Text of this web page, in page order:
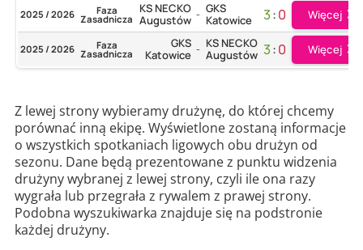
2025 / 2026 Faza
Zasadnicza
KS NECKO
Augustów - GKS
Katowice
3:0 Więcej
2025 / 2026 Faza
Zasadnicza
GKS
Katowice - KS NECKO
Augustów 3:0 Więcej
Z lewej strony wybieramy drużynę, do której chcemy
porównać inną ekipę. Wyświetlone zostaną informacje
o wszystkich spotkaniach ligowych obu drużyn od
sezonu. Dane będą prezentowane z punktu widzenia
drużyny wybranej z lewej strony, czyli ile ona razy
wygrała lub przegrała z rywalem z prawej strony.
Podobna wyszukiwarka znajduje się na podstronie
każdej drużyny.